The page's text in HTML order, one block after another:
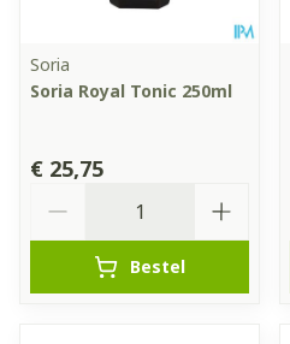
Soria
Soria Royal Tonic 250ml
€ 25,75
Bestel